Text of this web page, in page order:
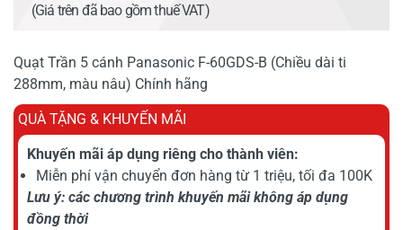
(Giá trên đã bao gồm thuế VAT)
Quạt Trần 5 cánh Panasonic F-60GDS-B (Chiều dài ti
288mm, màu nâu) Chính hãng
QUÀ TẶNG & KHUYẾN MÃI
Khuyến mãi áp dụng riêng cho thành viên:
Miễn phí vận chuyển đơn hàng từ 1 triệu, tối đa 100K
Lưu ý: các chương trình khuyến mãi không áp dụng
đồng thời